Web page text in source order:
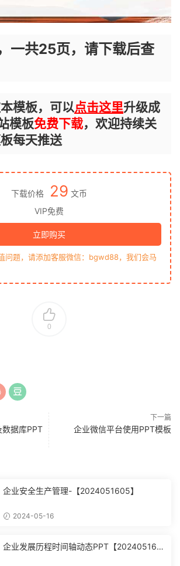
一共25页，请下载后查
模板，可以点击这里升级成
模板免费下载，欢迎持续关
每天推送
下载价格 29 文币
VIP免费
立即购买
问题，请添加客服微信：bgwd88，我们会马
0
数据库PPT
下一篇
企业微信平台使用PPT模板
企业安全生产管理-【2024051605】
2024-05-16
企业发展历程时间轴动态PPT【202405160